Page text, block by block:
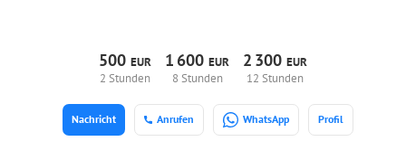
500EUR
2 Stunden
1 600 EUR
8 Stunden
2 300 EUR
12 Stunden
Anrufen WhatsApp Profil
Nachricht